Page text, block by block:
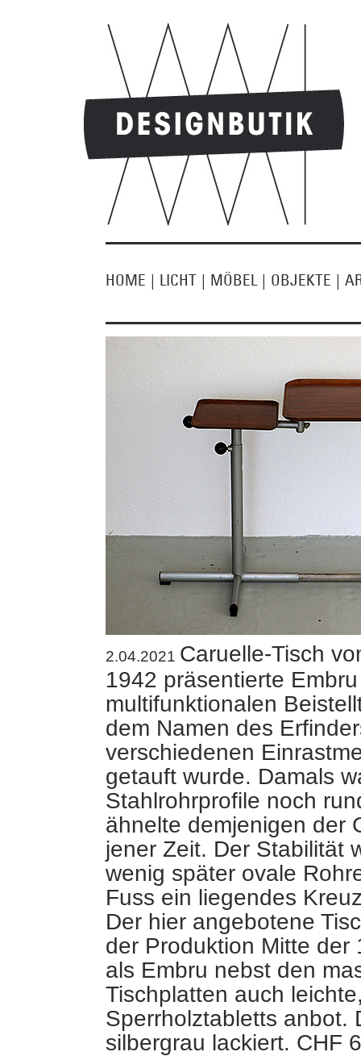
HOME | LICHT | MÖBEL | OBJEKTE |
2.04.2021 Caruelle-Tisch
1942 präsentierte
multifunktionalen
dem Namen des
verschiedenen
getauft wurde. Damals
Stahlrohrprofile noch
ähnelte demjenigen der
jener Zeit. Der Stabilität
wenig später ovale
Fuss ein liegendes
Der hier angebotene
der Produktion Mitte der
als Embru nebst den
Tischplatten auch
Sperrholztabletts anbot.
silbergrau lackiert. CHF